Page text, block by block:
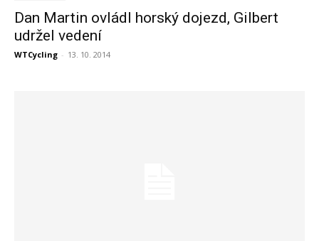
Dan Martin ovládl horský dojezd, Gilbert
udržel vedení
WTCycling - 13. 10. 2014